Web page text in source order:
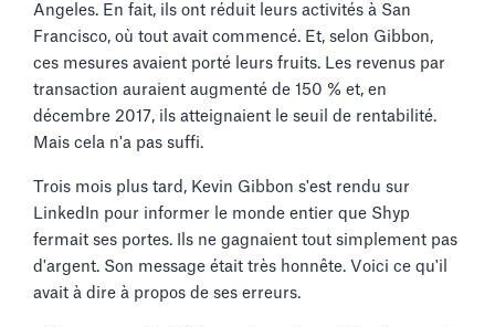
Angeles. En fait, ils ont réduit leurs activités à San
Francisco, où tout avait commencé. Et, selon Gibbon,
ces mesures avaient porté leurs fruits. Les revenus par
transaction auraient augmenté de 150 % et, en
décembre 2017, ils atteignaient le seuil de rentabilité.
Mais cela n'a pas suffi.
Trois mois plus tard, Kevin Gibbon s'est rendu sur
LinkedIn pour informer le monde entier que Shyp
fermait ses portes. Ils ne gagnaient tout simplement pas
d'argent. Son message était très honnête. Voici ce qu'il
avait à dire à propos de ses erreurs.